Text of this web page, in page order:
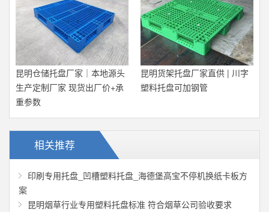
昆明仓储托盘厂家｜本地源头
生产定制厂家 现货出厂价+承
重参数
昆明货架托盘厂家直供 | 川字
塑料托盘可加钢管
相关推荐
印刷专用托盘_凹槽塑料托盘_海德堡高宝不停机换纸卡板方
案
昆明烟草行业专用塑料托盘标准 符合烟草公司验收要求